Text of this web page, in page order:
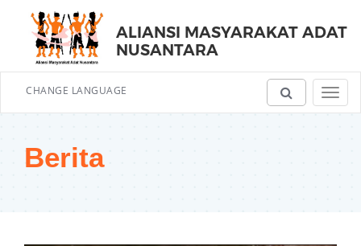
ALIANSI MASYARAKAT ADAT
NUSANTARA
CHANGE LANGUAGE
Berita